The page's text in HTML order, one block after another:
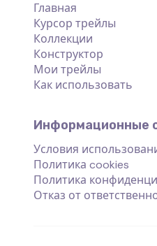
Главная
Курсор трейлы
Коллекции
Конструктор
Мои трейлы
Как использовать
Информационные
Условия
Политика cookies
Политика
Отказ от